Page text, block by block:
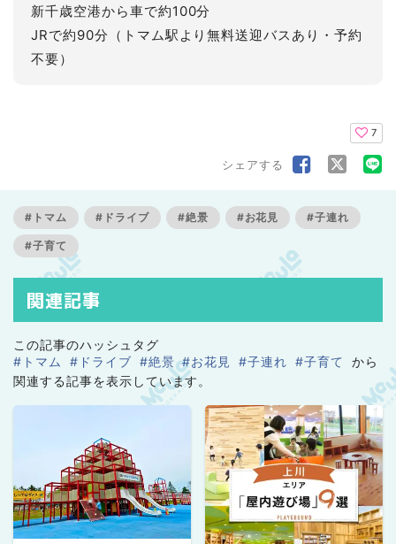
新千歳空港から車で約100分
JRで約90分（トマム駅より無料送迎バスあり・予約
不要）
7
シェアする
#トマム #ドライブ #絶景 #お花見 #子連れ
#子育て
関連記事
この記事のハッシュタグ
#トマム
#ドライブ #絶景 #お花見 #子連れ #子育て
から
関連する記事を表示しています。